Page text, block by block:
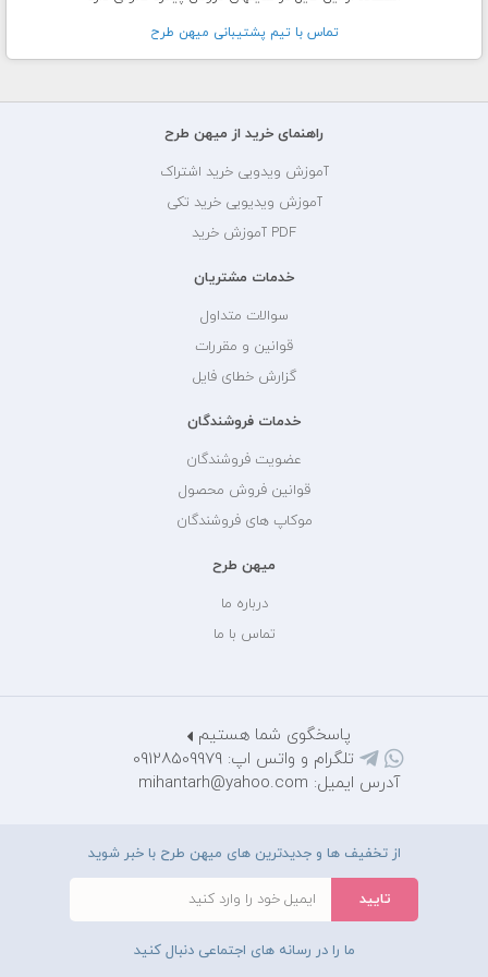
تماس با تيم پشتيبانی ميهن طرح
راهنمای خرید از میهن طرح
آموزش ویدویی خرید اشتراک
آموزش ویدیویی خرید تکی
PDF آموزش خرید
خدمات مشتریان
سوالات متداول
قوانین و مقررات
گزارش خطای فایل
خدمات فروشندگان
عضویت فروشندگان
قوانین فروش محصول
موکاپ های فروشندگان
میهن طرح
درباره ما
تماس با ما
پاسخگوی شما هستیم
تلگرام و واتس اپ: 09128509979
آدرس ایمیل: mihantarh@yahoo.com
از تخفیف ها و جدیدترین های میهن طرح با خبر شوید
ما را در رسانه های اجتماعی دنبال کنید